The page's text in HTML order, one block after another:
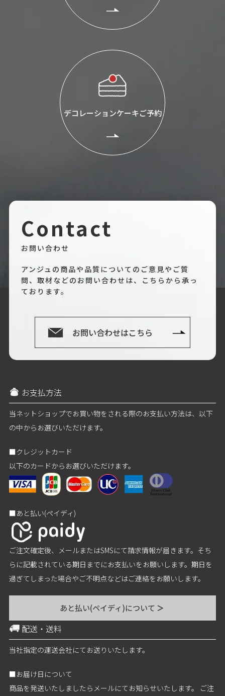
デコレーションケーキご予約
Contact
お問い合わせ
アンジュの商品や品質についてのご意見やご質
問、取材などのお問い合わせは、こちらから承っ
ております。
お問い合わせはこちら
お支払方法
当ネットショップでお買い物をされる際のお支払い方法は、以下
の中からお選びいただけます。
■クレジットカード
以下のカードからお選びいただけます。
■あと払い(ペイディ)
ご注文確定後、メールまたはSMSにて請求情報が届きます。そち
らに記載されている期日までにお支払いをお願いします。期日を
過ぎてしまった場合やご不明点などはご連絡をお願いします。
あと払い(ペイディ)について ＞
配送・送料
当社指定の運送会社にてお送りいたします。
■お届け日について
商品を発送いたしましたらメールにてお知らせいたします。 ご注